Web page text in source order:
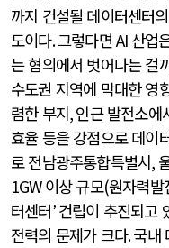
까지 건설될 데이터센터의
도이다.그렇다면AI 산업
는 혐의에서 벗어나는 걸
수도권 지역에 막대한 영
렴한 부지,인근 발전소에
효율 등을 강점으로 데이
로 전남광주통합특별시,
1GW이상 규모(원자력발
터센터’건립이 추진되고
전력의 문제가 크다.국내